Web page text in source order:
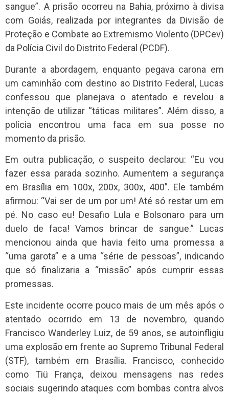
sangue”. A prisão ocorreu na Bahia, próximo à divisa
com Goiás, realizada por integrantes da Divisão de
Proteção e Combate ao Extremismo Violento (DPCev)
da Polícia Civil do Distrito Federal (PCDF).
Durante a abordagem, enquanto pegava carona em
um caminhão com destino ao Distrito Federal, Lucas
confessou que planejava o atentado e revelou a
intenção de utilizar “táticas militares”. Além disso, a
polícia encontrou uma faca em sua posse no
momento da prisão.
Em outra publicação, o suspeito declarou: “Eu vou
fazer essa parada sozinho. Aumentem a segurança
em Brasília em 100x, 200x, 300x, 400”. Ele também
afirmou: “Vai ser de um por um! Até só restar um em
pé. No caso eu! Desafio Lula e Bolsonaro para um
duelo de faca! Vamos brincar de sangue.” Lucas
mencionou ainda que havia feito uma promessa a
“uma garota” e a uma “série de pessoas”, indicando
que só finalizaria a “missão” após cumprir essas
promessas.
Este incidente ocorre pouco mais de um mês após o
atentado ocorrido em 13 de novembro, quando
Francisco Wanderley Luiz, de 59 anos, se autoinfligiu
uma explosão em frente ao Supremo Tribunal Federal
(STF), também em Brasília. Francisco, conhecido
como Tiü França, deixou mensagens nas redes
sociais sugerindo ataques com bombas contra alvos